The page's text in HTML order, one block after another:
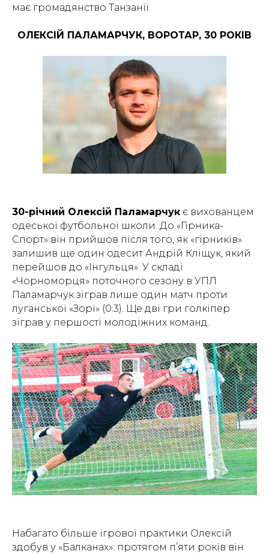
має громадянство Танзанії.
ОЛЕКСІЙ ПАЛАМАРЧУК, ВОРОТАР, 30 РОКІВ
30-річний Олексій Паламарчук є вихованцем
одеської футбольної школи. До «Гірника-
Спорт» він прийшов після того, як «гірників»
залишив ще один одесит Андрій Кліщук, який
перейшов до «Інгульця». У складі
«Чорноморця» поточного сезону в УПЛ
Паламарчук зіграв лише один матч проти
луганської «Зорі» (0:3). Ще дві гри голкіпер
зіграв у першості молодіжних команд.
Набагато більше ігрової практики Олексій
здобув у «Балканах»: протягом п’яти років він